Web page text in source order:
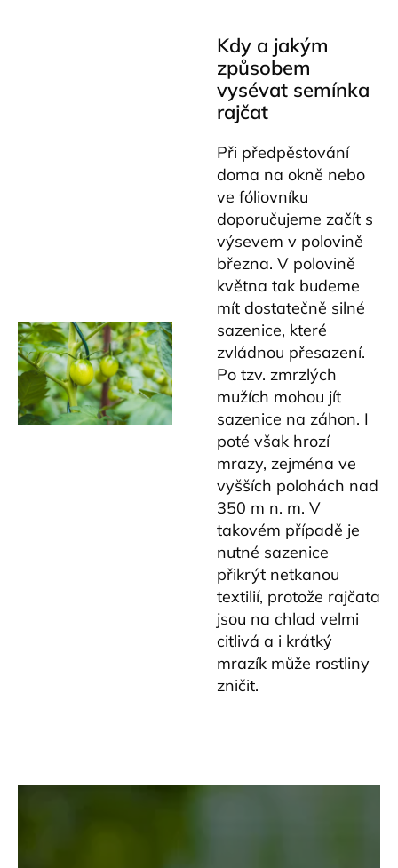
Kdy a jakým
způsobem
vysévat semínka
rajčat
Při předpěstování
doma na okně nebo
ve fóliovníku
doporučujeme začít s
výsevem v polovině
března. V polovině
května tak budeme
mít dostatečně silné
sazenice, které
zvládnou přesazení.
Po tzv. zmrzlých
mužích mohou jít
sazenice na záhon. I
poté však hrozí
mrazy, zejména ve
vyšších polohách nad
350 m n. m. V
takovém případě je
nutné sazenice
přikrýt netkanou
textilií, protože rajčata
jsou na chlad velmi
citlivá a i krátký
mrazík může rostliny
zničit.